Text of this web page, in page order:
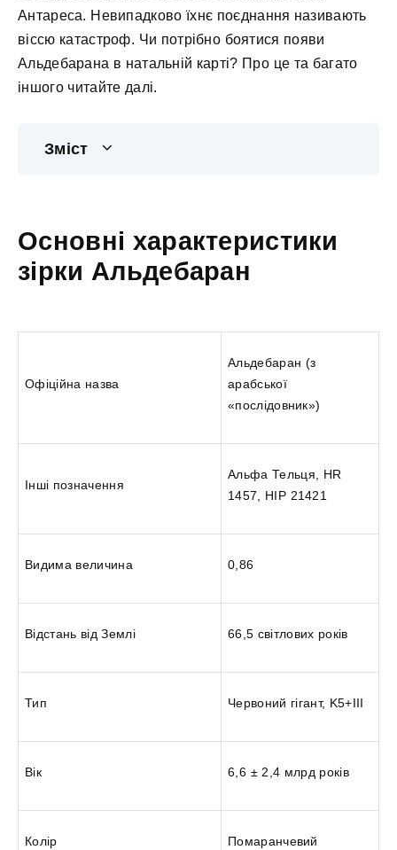
Антареса. Невипадково їхнє поєднання називають
віссю катастроф. Чи потрібно боятися появи
Альдебарана в натальній карті? Про це та багато
іншого читайте далі.
Зміст
Основні характеристики
зірки Альдебаран
Офіційна назва
Альдебаран (з
арабської
«послідовник»)
Інші позначення
Альфа Тельця, HR
1457, HIP 21421
Видима величина 0,86
Відстань від Землі 66,5 світлових років
Тип Червоний гігант, K5+III
Вік 6,6 ± 2,4 млрд років
Колір Помаранчевий